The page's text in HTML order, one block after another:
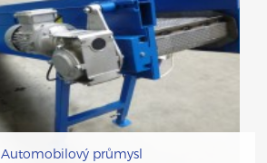
Automobilový průmysl